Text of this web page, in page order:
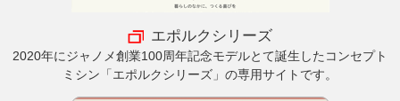
エポルクシリーズ
2020年にジャノメ創業100周年記念モデルとて誕生したコンセプト
ミシン「エポルクシリーズ」の専用サイトです。